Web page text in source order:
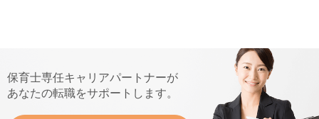
保育士専任キャリアパートナーが
あなたの転職をサポートします。